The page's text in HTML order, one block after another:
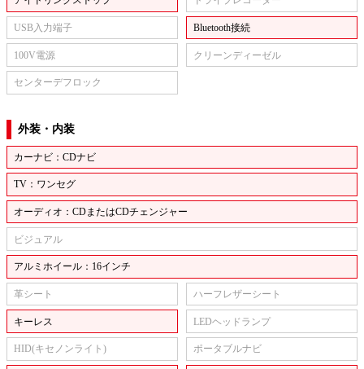
USB入力端子 Bluetooth接続
100V電源 クリーンディーゼル
センターデフロック
外装・内装
カーナビ：CDナビ
TV：ワンセグ
オーディオ：CDまたはCDチェンジャー
ビジュアル
アルミホイール：16インチ
革シート ハーフレザーシート
キーレス LEDヘッドランプ
HID(キセノンライト) ポータブルナビ